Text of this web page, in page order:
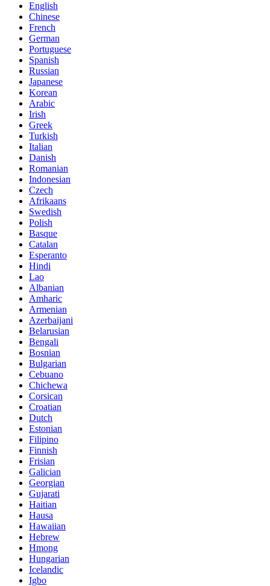
English
Chinese
French
German
Portuguese
Spanish
Russian
Japanese
Korean
Arabic
Irish
Greek
Turkish
Italian
Danish
Romanian
Indonesian
Czech
Afrikaans
Swedish
Polish
Basque
Catalan
Esperanto
Hindi
Lao
Albanian
Amharic
Armenian
Azerbaijani
Belarusian
Bengali
Bosnian
Bulgarian
Cebuano
Chichewa
Corsican
Croatian
Dutch
Estonian
Filipino
Finnish
Frisian
Galician
Georgian
Gujarati
Haitian
Hausa
Hawaiian
Hebrew
Hmong
Hungarian
Icelandic
Igbo